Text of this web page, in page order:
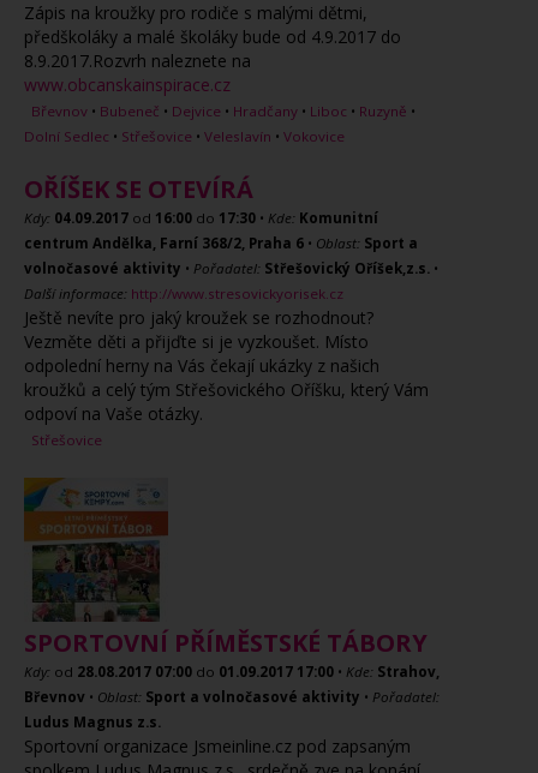
Zápis na kroužky pro rodiče s malými dětmi,
předškoláky a malé školáky bude od 4.9.2017 do
8.9.2017.Rozvrh naleznete na
www.obcanskainspirace.cz
Břevnov • Bubeneč • Dejvice • Hradčany • Liboc • Ruzyně •
Dolní Sedlec • Střešovice • Veleslavín • Vokovice
OŘÍŠEK SE OTEVÍRÁ
Kdy: 04.09.2017 od 16:00 do 17:30 • Kde: Komunitní
centrum Andělka, Farní 368/2, Praha 6 • Oblast: Sport a
volnočasové aktivity • Pořadatel: Střešovický Oříšek,z.s. •
Další informace: http://www.stresovickyorisek.cz
Ještě nevíte pro jaký kroužek se rozhodnout?
Vezměte děti a přijďte si je vyzkoušet. Místo
odpolední herny na Vás čekají ukázky z našich
kroužků a celý tým Střešovického Oříšku, který Vám
odpoví na Vaše otázky.
Střešovice
SPORTOVNÍ PŘÍMĚSTSKÉ TÁBORY
Kdy: od 28.08.2017 07:00 do 01.09.2017 17:00 • Kde: Strahov,
Břevnov • Oblast: Sport a volnočasové aktivity • Pořadatel:
Ludus Magnus z.s.
Sportovní organizace Jsmeinline.cz pod zapsaným